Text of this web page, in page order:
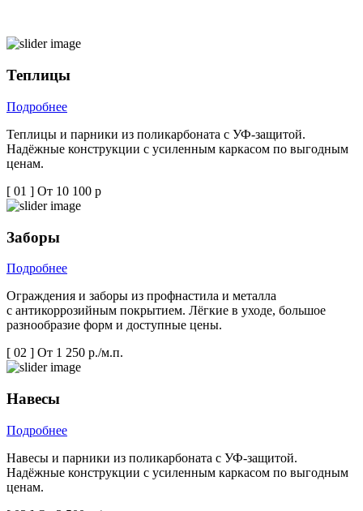
Теплицы
Подробнее
Теплицы и парники из поликарбоната с УФ-защитой.
Надёжные конструкции с усиленным каркасом по выгодным
ценам.
[ 01 ] От 10 100 р
Заборы
Подробнее
Ограждения и заборы из профнастила и металла
с антикоррозийным покрытием. Лёгкие в уходе, большое
разнообразие форм и доступные цены.
[ 02 ] От 1 250 р./м.п.
Навесы
Подробнее
Навесы и парники из поликарбоната с УФ-защитой.
Надёжные конструкции с усиленным каркасом по выгодным
ценам.